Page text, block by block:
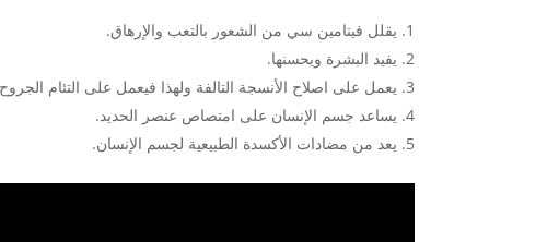
يقلل فيتامين سي من الشعور بالتعب والإرهاق.
يفيد البشرة ويحسنها.
يعمل على اصلاح الأنسجة التالفة ولهذا فيعمل على التئام
يساعد جسم الإنسان على امتصاص عنصر الحديد.
يعد من مضادات الأكسدة الطبيعية لجسم الإنسان.